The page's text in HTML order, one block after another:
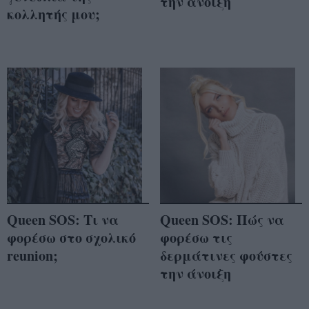
κολλητής μου;
Queen SOS: Τι να
φορέσω στο σχολικό
reunion;
Queen SOS: Πώς να
φορέσω τις
δερμάτινες φούστες
την άνοιξη